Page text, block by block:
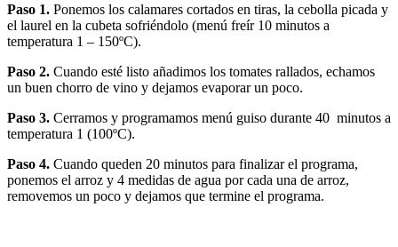
Paso 1. Ponemos los calamares cortados en tiras, la cebolla picada y
el laurel en la cubeta sofriéndolo (menú freír 10 minutos a
temperatura 1 – 150ºC).
Paso 2. Cuando esté listo añadimos los tomates rallados, echamos
un buen chorro de vino y dejamos evaporar un poco.
Paso 3. Cerramos y programamos menú guiso durante 40 minutos a
temperatura 1 (100ºC).
Paso 4. Cuando queden 20 minutos para finalizar el programa,
ponemos el arroz y 4 medidas de agua por cada una de arroz,
removemos un poco y dejamos que termine el programa.